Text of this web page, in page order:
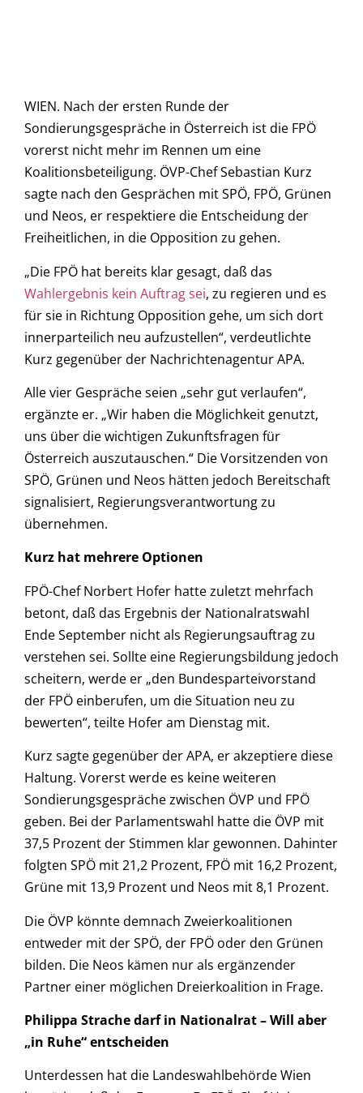
WIEN. Nach der ersten Runde der
Sondierungsgespräche in Österreich ist die FPÖ
vorerst nicht mehr im Rennen um eine
Koalitionsbeteiligung. ÖVP-Chef Sebastian Kurz
sagte nach den Gesprächen mit SPÖ, FPÖ, Grünen
und Neos, er respektiere die Entscheidung der
Freiheitlichen, in die Opposition zu gehen.
„Die FPÖ hat bereits klar gesagt, daß das
Wahlergebnis kein Auftrag sei, zu regieren und es
für sie in Richtung Opposition gehe, um sich dort
innerparteilich neu aufzustellen“, verdeutlichte
Kurz gegenüber der Nachrichtenagentur APA.
Alle vier Gespräche seien „sehr gut verlaufen“,
ergänzte er. „Wir haben die Möglichkeit genutzt,
uns über die wichtigen Zukunftsfragen für
Österreich auszutauschen.“ Die Vorsitzenden von
SPÖ, Grünen und Neos hätten jedoch Bereitschaft
signalisiert, Regierungsverantwortung zu
übernehmen.
Kurz hat mehrere Optionen
FPÖ-Chef Norbert Hofer hatte zuletzt mehrfach
betont, daß das Ergebnis der Nationalratswahl
Ende September nicht als Regierungsauftrag zu
verstehen sei. Sollte eine Regierungsbildung jedoch
scheitern, werde er „den Bundesparteivorstand
der FPÖ einberufen, um die Situation neu zu
bewerten“, teilte Hofer am Dienstag mit.
Kurz sagte gegenüber der APA, er akzeptiere diese
Haltung. Vorerst werde es keine weiteren
Sondierungsgespräche zwischen ÖVP und FPÖ
geben. Bei der Parlamentswahl hatte die ÖVP mit
37,5 Prozent der Stimmen klar gewonnen. Dahinter
folgten SPÖ mit 21,2 Prozent, FPÖ mit 16,2 Prozent,
Grüne mit 13,9 Prozent und Neos mit 8,1 Prozent.
Die ÖVP könnte demnach Zweierkoalitionen
entweder mit der SPÖ, der FPÖ oder den Grünen
bilden. Die Neos kämen nur als ergänzender
Partner einer möglichen Dreierkoalition in Frage.
Philippa Strache darf in Nationalrat – Will aber
„in Ruhe“ entscheiden
Unterdessen hat die Landeswahlbehörde Wien